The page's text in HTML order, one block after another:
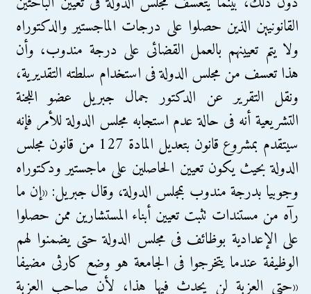
القانونيين الذين حصلوا على درجات الماجستير والدكتوراه
ولا يتم تعيينهم بالعمل القضائى على درجة مندوب، وأن
هذا تعسف من مجلس الدولة فى استخدام سلطته التقديرية،
ونقل التقرير عن الدكتور جمال جبريل عضو اللجنة
التشريعية أنه فى حالة عدم استجابه مجلس الدولة للأمر فإنه
سيتقدم بمشروع قانون بتعديل المادة 127 من قانون مجلس
الدولة بحيث يكون تعيين الحاصلين على ماجستير ودكتوراه
وجوبيا بدرجة مندوب بمجلس الدولة، وقال جبريل: «إن ما
رآه من مستندات تثبت تعيين أبناء المستشارين ممن حصلوا
على الإعدادية بوظائف فى مجلس الدولة حتى يضمنوا لهم
الوظيفة عندما يتخرجوا فى الجامعة هو وضع كارثى مضيفا
«حتى العزبة لن يحدث فيها هذا، لأن صاحب العزبة